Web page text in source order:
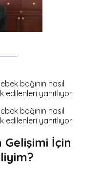
bağının nasıl
yanıtlıyor.
bağının nasıl
yanıtlıyor.
Gelişimi İçin